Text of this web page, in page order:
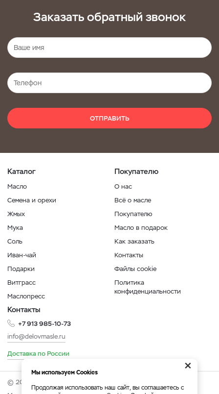
Заказать обратный звонок
ОТПРАВИТЬ
Каталог
Масло
Семена и орехи
Жмых
Мука
Соль
Иван-чай
Подарки
Витграсс
Маслопресс
Покупателю
О нас
Всё о масле
Покупателю
Масло в подарок
Как заказать
Контакты
Файлы cookie
Политика
конфиденциальности
Контакты
+7 913 985-10-73
info@delovmasle.ru
Доставка по России
© 2026 Интернет-магазин "Дело в масле".
×
Мы используем Cookies
Продолжая использовать наш сайт, вы соглашаетесь с